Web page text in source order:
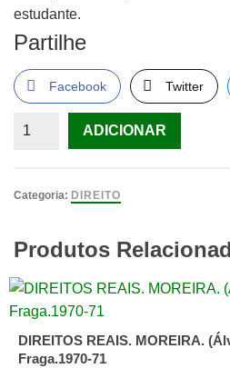
estudante.
Partilhe
Facebook Twitter
Quantidade
Comercial
da
Empresa,
Autor:
J.A.
ADICIONAR
Categoria: DIREITO
Produtos
DIREITOS REAIS. MOREIRA.
Fraga.1970-71